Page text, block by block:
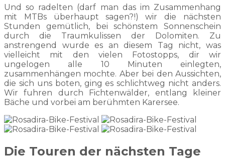
Und so radelten (darf man das im Zusammenhang
mit MTBs überhaupt sagen?!) wir die nächsten
Stunden gemütlich, bei schönstem Sonnenschein
durch die Traumkulissen der Dolomiten. Zu
anstrengend wurde es an diesem Tag nicht, was
vielleicht mit den vielen Fotostopps, dir wir
ungelogen alle 10 Minuten einlegten,
zusammenhängen mochte. Aber bei den Aussichten,
die sich uns boten, ging es schlichtweg nicht anders.
Wir fuhren durch Fichtenwälder, entlang kleiner
Bäche und vorbei am berühmten Karersee.
Die Touren der nächsten Tage